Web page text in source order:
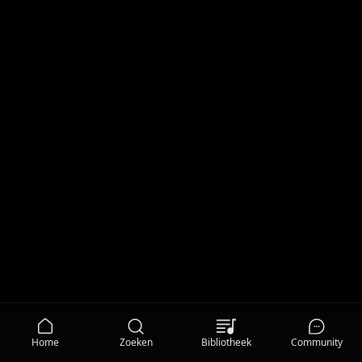
Home Zoeken Bibliotheek Community